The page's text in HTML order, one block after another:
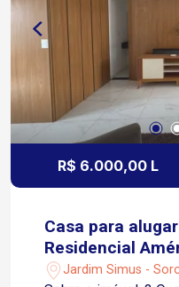
R$ 6.000,00 L
Casa para
Residencial
Sorocaba/SP
Jardim Simus -